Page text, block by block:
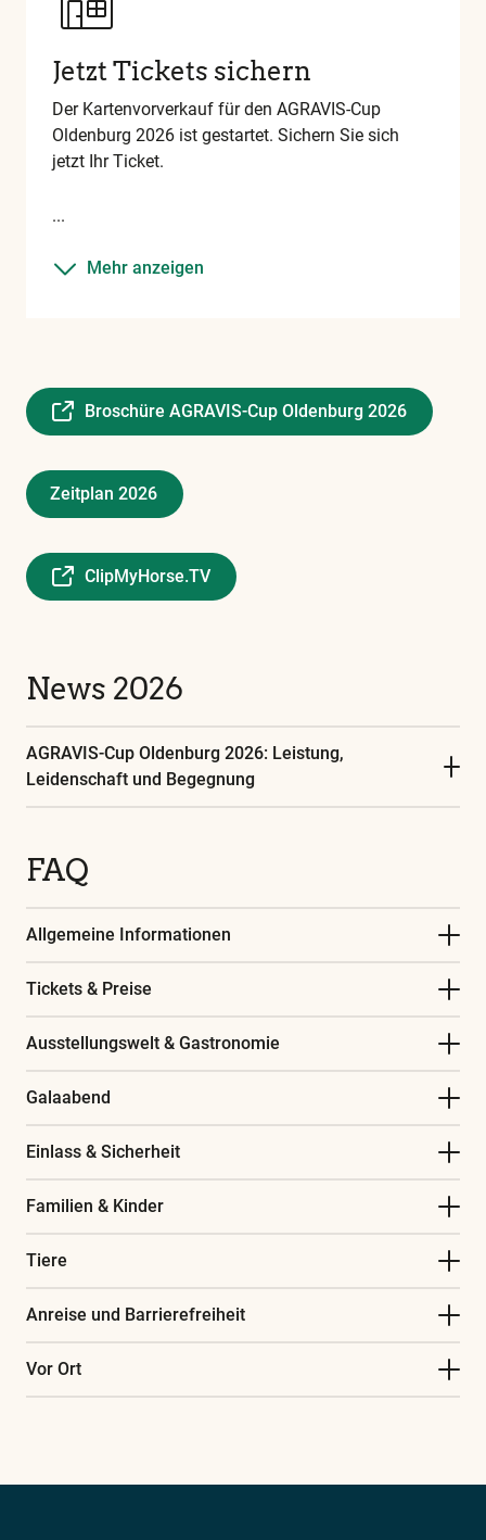
Jetzt Tickets sichern
Der Kartenvorverkauf für den AGRAVIS-Cup
Oldenburg 2026 ist gestartet. Sichern Sie sich
jetzt Ihr Ticket.
Mehr anzeigen
Broschüre AGRAVIS-Cup Oldenburg 2026
Zeitplan 2026
ClipMyHorse.TV
News 2026
AGRAVIS-Cup Oldenburg 2026: Leistung,
Leidenschaft und Begegnung
FAQ
Allgemeine Informationen
Tickets & Preise
Ausstellungswelt & Gastronomie
Galaabend
Einlass & Sicherheit
Familien & Kinder
Tiere
Anreise und Barrierefreiheit
Vor Ort